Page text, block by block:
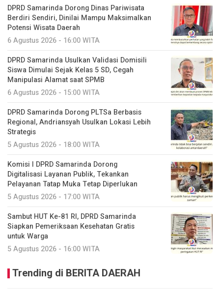
DPRD Samarinda Dorong Dinas Pariwisata
Berdiri Sendiri, Dinilai Mampu Maksimalkan
Potensi Wisata Daerah
6 Agustus 2026 - 16:00 WITA
DPRD Samarinda Usulkan Validasi Domisili
Siswa Dimulai Sejak Kelas 5 SD, Cegah
Manipulasi Alamat saat SPMB
6 Agustus 2026 - 15:00 WITA
DPRD Samarinda Dorong PLTSa Berbasis
Regional, Andriansyah Usulkan Lokasi Lebih
Strategis
5 Agustus 2026 - 18:00 WITA
Komisi I DPRD Samarinda Dorong
Digitalisasi Layanan Publik, Tekankan
Pelayanan Tatap Muka Tetap Diperlukan
5 Agustus 2026 - 17:00 WITA
Sambut HUT Ke-81 RI, DPRD Samarinda
Siapkan Pemeriksaan Kesehatan Gratis
untuk Warga
5 Agustus 2026 - 16:00 WITA
Trending di BERITA DAERAH